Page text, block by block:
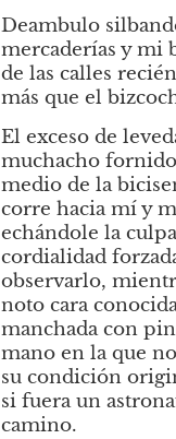
Deambulo
mercaderías y mi
de las calles
más que el
El exceso de
muchacho
medio de la
corre hacia mí y
echándole la
cordialidad
observarlo,
noto cara
manchada con
mano en la que
su condición
si fuera un
camino.